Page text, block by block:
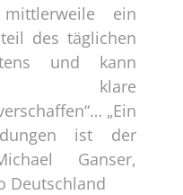
ein
des täglichen
und kann
klare
„Ein
ist der
Ganser,
Deutschland